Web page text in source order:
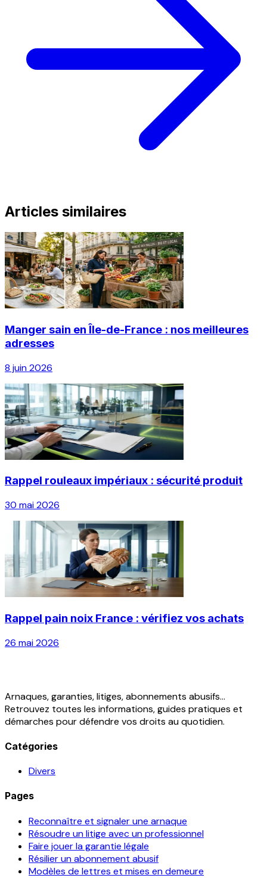
Articles similaires
Manger sain en Île-de-France : nos meilleures
adresses
8 juin 2026
Rappel rouleaux impériaux : sécurité produit
30 mai 2026
Rappel pain noix France : vérifiez vos achats
26 mai 2026
Arnaques, garanties, litiges, abonnements abusifs...
Retrouvez toutes les informations, guides pratiques et
démarches pour défendre vos droits au quotidien.
Catégories
Divers
Pages
Reconnaître et signaler une arnaque
Résoudre un litige avec un professionnel
Faire jouer la garantie légale
Résilier un abonnement abusif
Modèles de lettres et mises en demeure